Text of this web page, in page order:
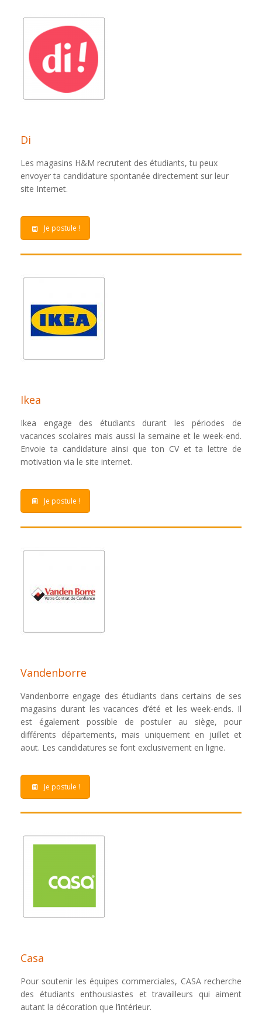
Di
Les magasins H&M recrutent des étudiants, tu peux
envoyer ta candidature spontanée directement sur leur
site Internet.
Je postule !
Ikea
Ikea engage des étudiants durant les périodes de
vacances scolaires mais aussi la semaine et le week-end.
Envoie ta candidature ainsi que ton CV et ta lettre de
motivation via le site internet.
Je postule !
Vandenborre
Vandenborre engage des étudiants dans certains de ses
magasins durant les vacances d’été et les week-ends. Il
est également possible de postuler au siège, pour
différents départements, mais uniquement en juillet et
aout. Les candidatures se font exclusivement en ligne.
Je postule !
Casa
Pour soutenir les équipes commerciales, CASA recherche
des étudiants enthousiastes et travailleurs qui aiment
autant la décoration que l’intérieur.